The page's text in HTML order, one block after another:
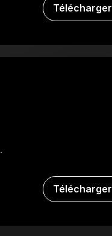
Télécharger
.
Télécharger